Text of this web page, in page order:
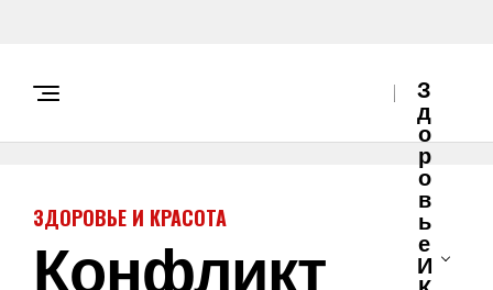
З
Д
О
Р
О
В
Ь
Е
И
ЗДОРОВЬЕ И КРАСОТА